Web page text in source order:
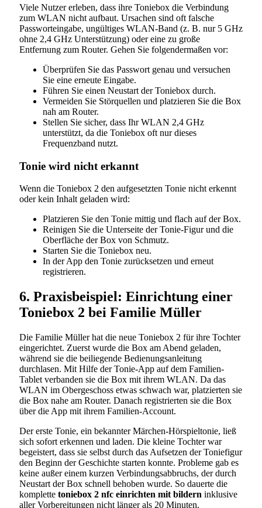
Viele Nutzer erleben, dass ihre Toniebox die Verbindung
zum WLAN nicht aufbaut. Ursachen sind oft falsche
Passworteingabe, ungültiges WLAN-Band (z. B. nur 5 GHz
ohne 2,4 GHz Unterstützung) oder eine zu große
Entfernung zum Router. Gehen Sie folgendermaßen vor:
Überprüfen Sie das Passwort genau und versuchen
Sie eine erneute Eingabe.
Führen Sie einen Neustart der Toniebox durch.
Vermeiden Sie Störquellen und platzieren Sie die Box
nah am Router.
Stellen Sie sicher, dass Ihr WLAN 2,4 GHz
unterstützt, da die Toniebox oft nur dieses
Frequenzband nutzt.
Tonie wird nicht erkannt
Wenn die Toniebox 2 den aufgesetzten Tonie nicht erkennt
oder kein Inhalt geladen wird:
Platzieren Sie den Tonie mittig und flach auf der Box.
Reinigen Sie die Unterseite der Tonie-Figur und die
Oberfläche der Box von Schmutz.
Starten Sie die Toniebox neu.
In der App den Tonie zurücksetzen und erneut
registrieren.
6. Praxisbeispiel: Einrichtung einer
Toniebox 2 bei Familie Müller
Die Familie Müller hat die neue Toniebox 2 für ihre Tochter
eingerichtet. Zuerst wurde die Box am Abend geladen,
während sie die beiliegende Bedienungsanleitung
durchlasen. Mit Hilfe der Tonie-App auf dem Familien-
Tablet verbanden sie die Box mit ihrem WLAN. Da das
WLAN im Obergeschoss etwas schwach war, platzierten sie
die Box nahe am Router. Danach registrierten sie die Box
über die App mit ihrem Familien-Account.
Der erste Tonie, ein bekannter Märchen-Hörspieltonie, ließ
sich sofort erkennen und laden. Die kleine Tochter war
begeistert, dass sie selbst durch das Aufsetzen der Toniefigur
den Beginn der Geschichte starten konnte. Probleme gab es
keine außer einem kurzen Verbindungsabbruchs, der durch
Neustart der Box schnell behoben wurde. So dauerte die
komplette toniebox 2 nfc einrichten mit bildern inklusive
aller Vorbereitungen nicht länger als 20 Minuten.